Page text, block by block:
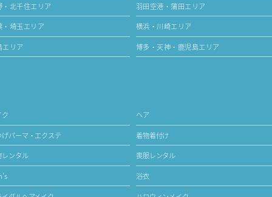
・北千住エリア 羽田空港・蒲田エリア
・埼玉エリア 横浜・川崎エリア
エリア 博多・天神・鹿児島エリア
ク ヘア
げパーマ・エクステ 着物着付け
レンタル 喪服レンタル
浴衣